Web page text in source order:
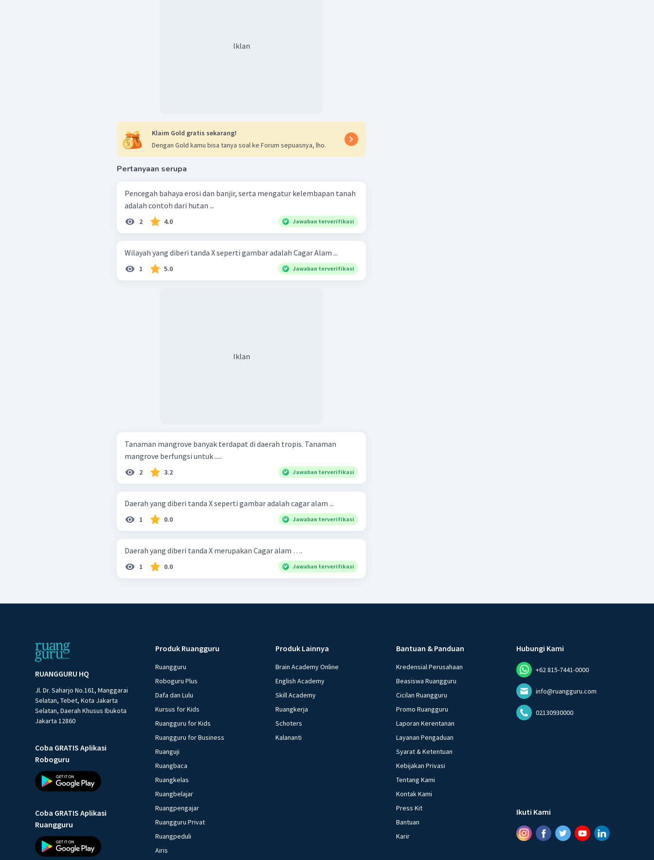
Iklan
Klaim Gold gratis sekarang!
Dengan Gold kamu bisa tanya soal ke Forum sepuasnya, lho.
Pertanyaan serupa
Pencegah bahaya erosi dan banjir, serta mengatur kelembapan tanah
adalah contoh dari hutan ...
2 4.0 Jawaban terverifikasi
Wilayah yang diberi tanda X seperti gambar adalah Cagar Alam ...
1 5.0 Jawaban terverifikasi
Iklan
Tanaman mangrove banyak terdapat di daerah tropis. Tanaman
mangrove berfungsi untuk .....
2 3.2 Jawaban terverifikasi
Daerah yang diberi tanda X seperti gambar adalah cagar alam ...
1 0.0 Jawaban terverifikasi
Daerah yang diberi tanda X merupakan Cagar alam ….
1 0.0 Jawaban terverifikasi
RUANGGURU HQ
Jl. Dr. Saharjo No.161, Manggarai
Selatan, Tebet, Kota Jakarta
Selatan, Daerah Khusus Ibukota
Jakarta 12860
Coba GRATIS Aplikasi
Roboguru
Coba GRATIS Aplikasi
Ruangguru
Produk Ruangguru
Ruangguru
Roboguru Plus
Dafa dan Lulu
Kursus for Kids
Ruangguru for Kids
Ruangguru for Business
Ruanguji
Ruangbaca
Ruangkelas
Ruangbelajar
Ruangpengajar
Ruangguru Privat
Ruangpeduli
Airis
Produk Lainnya
Brain Academy Online
English Academy
Skill Academy
Ruangkerja
Schoters
Kalananti
Bantuan & Panduan
Kredensial Perusahaan
Beasiswa Ruangguru
Cicilan Ruangguru
Promo Ruangguru
Laporan Kerentanan
Layanan Pengaduan
Syarat & Ketentuan
Kebijakan Privasi
Tentang Kami
Kontak Kami
Press Kit
Bantuan
Karir
Hubungi Kami
+62 815-7441-0000
info@ruangguru.com
02130930000
Ikuti Kami